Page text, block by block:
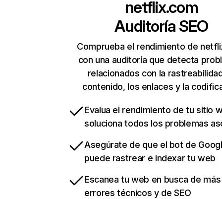
netflix.com
Auditoría SEO
Comprueba el rendimiento de
con una auditoría que detecta
relacionados con la
contenido, los enlaces y la
Evalua el rendimiento de tu sitio
soluciona todos los problemas
Asegúrate de que el bot de
puede rastrear e indexar tu web
Escanea tu web en busca de
errores técnicos y de SEO